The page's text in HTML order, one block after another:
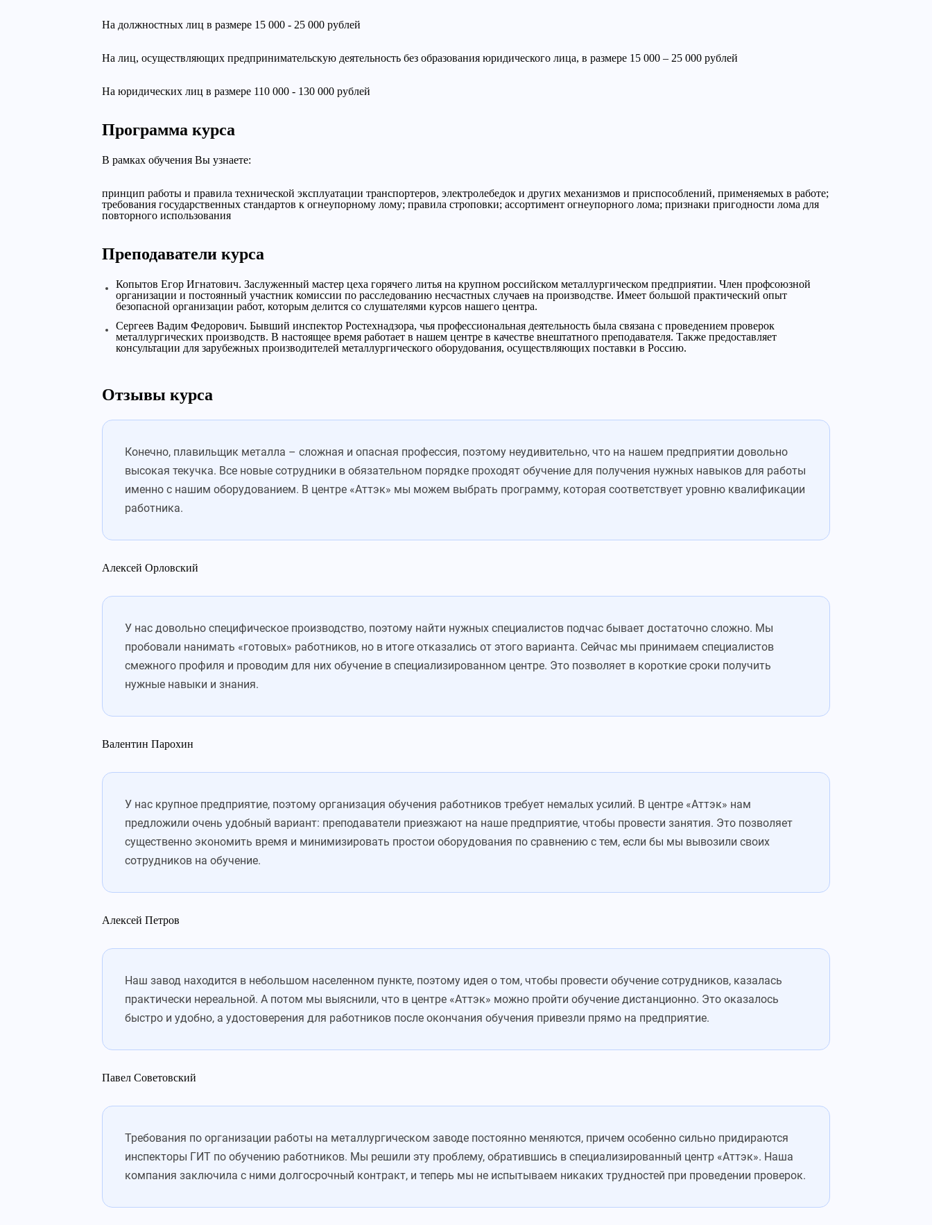
На должностных лиц в размере 15 000 - 25 000 рублей
На лиц, осуществляющих предпринимательскую деятельность без образования юридического лица, в размере 15 000 – 25 000 рублей
На юридических лиц в размере 110 000 - 130 000 рублей
Программа курса
В рамках обучения Вы узнаете:
принцип работы и правила технической эксплуатации транспортеров, электролебедок и других механизмов и приспособлений, применяемых в работе;
требования государственных стандартов к огнеупорному лому; правила строповки; ассортимент огнеупорного лома; признаки пригодности лома для
повторного использования
Преподаватели курса
Копытов Егор Игнатович. Заслуженный мастер цеха горячего литья на крупном российском металлургическом предприятии. Член профсоюзной
организации и постоянный участник комиссии по расследованию несчастных случаев на производстве. Имеет большой практический опыт
безопасной организации работ, которым делится со слушателями курсов нашего центра.
Сергеев Вадим Федорович. Бывший инспектор Ростехнадзора, чья профессиональная деятельность была связана с проведением проверок
металлургических производств. В настоящее время работает в нашем центре в качестве внештатного преподавателя. Также предоставляет
консультации для зарубежных производителей металлургического оборудования, осуществляющих поставки в Россию.
Отзывы курса
Конечно, плавильщик металла – сложная и опасная профессия, поэтому неудивительно, что на нашем предприятии довольно
высокая текучка. Все новые сотрудники в обязательном порядке проходят обучение для получения нужных навыков для работы
именно с нашим оборудованием. В центре «Аттэк» мы можем выбрать программу, которая соответствует уровню квалификации
работника.
Алексей Орловский
У нас довольно специфическое производство, поэтому найти нужных специалистов подчас бывает достаточно сложно. Мы
пробовали нанимать «готовых» работников, но в итоге отказались от этого варианта. Сейчас мы принимаем специалистов
смежного профиля и проводим для них обучение в специализированном центре. Это позволяет в короткие сроки получить
нужные навыки и знания.
Валентин Парохин
У нас крупное предприятие, поэтому организация обучения работников требует немалых усилий. В центре «Аттэк» нам
предложили очень удобный вариант: преподаватели приезжают на наше предприятие, чтобы провести занятия. Это позволяет
существенно экономить время и минимизировать простои оборудования по сравнению с тем, если бы мы вывозили своих
сотрудников на обучение.
Алексей Петров
Наш завод находится в небольшом населенном пункте, поэтому идея о том, чтобы провести обучение сотрудников, казалась
практически нереальной. А потом мы выяснили, что в центре «Аттэк» можно пройти обучение дистанционно. Это оказалось
быстро и удобно, а удостоверения для работников после окончания обучения привезли прямо на предприятие.
Павел Советовский
Требования по организации работы на металлургическом заводе постоянно меняются, причем особенно сильно придираются
инспекторы ГИТ по обучению работников. Мы решили эту проблему, обратившись в специализированный центр «Аттэк». Наша
компания заключила с ними долгосрочный контракт, и теперь мы не испытываем никаких трудностей при проведении проверок.